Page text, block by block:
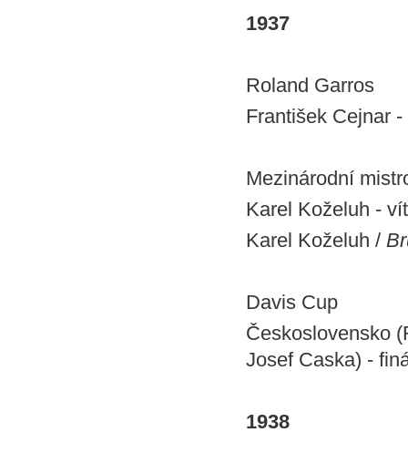
1937
Roland Garros
František Cejnar
Mezinárodní
Karel Koželuh -
Karel Koželuh /
Davis Cup
Československo
Josef Caska) -
1938